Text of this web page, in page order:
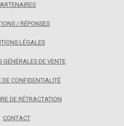
/ RÉPONSES
LÉGALES
GÉNÉRALES DE VENTE
DE CONFIDENTIALITÉ
DE RÉTRACTATION
CONTACT